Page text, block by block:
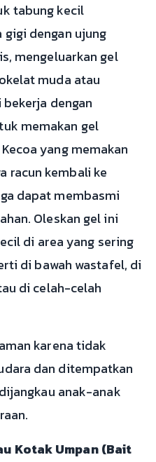
tabung kecil
dengan ujung
mengeluarkan gel
muda atau
dengan
memakan gel
yang memakan
racun kembali ke
dapat membasmi
Oleskan gel ini
di area yang sering
di bawah wastafel, di
di celah-celah
karena tidak
dan ditempatkan
anak-anak
Kotak Umpan (Bait